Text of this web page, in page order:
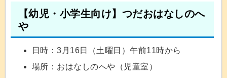
【幼児・小学生向け】つだおはなしのへ
や
日時：3月16日（土曜日）午前11時から
場所：おはなしのへや（児童室）